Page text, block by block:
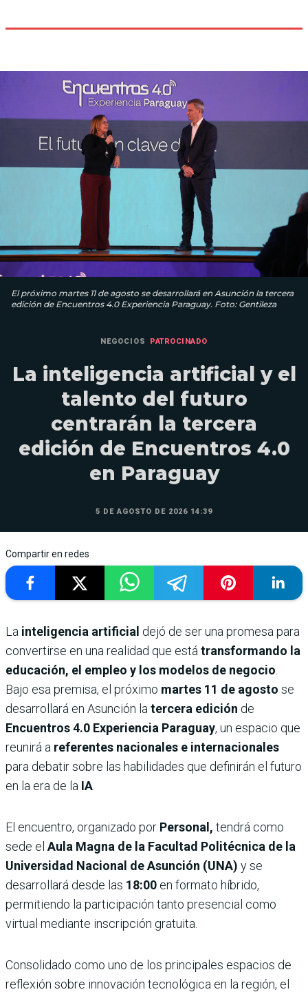
El próximo martes 11 de agosto se desarrollará en Asunción la tercera
edición de Encuentros 4.0 Experiencia Paraguay. Foto: Gentileza
NEGOCIOS PATROCINADO
La inteligencia artificial y el
talento del futuro
centrarán la tercera
edición de Encuentros 4.0
en Paraguay
5 DE AGOSTO DE 2026 14:39
Compartir en redes
La inteligencia artificial dejó de ser una promesa para
convertirse en una realidad que está transformando la
educación, el empleo y los modelos de negocio
Bajo esa premisa, el próximo martes 11 de agosto se
desarrollará en Asunción la tercera edición de
Encuentros 4.0 Experiencia Paraguay, un espacio que
reunirá a referentes nacionales e internacionales
para debatir sobre las habilidades que definirán el futuro
en la era de la IA
El encuentro, organizado por Personal, tendrá como
sede el Aula Magna de la Facultad Politécnica de la
Universidad Nacional de Asunción (UNA) y se
desarrollará desde las 18:00 en formato híbrido,
permitiendo la participación tanto presencial como
virtual mediante inscripción gratuita.
Consolidado como uno de los principales espacios de
reflexión sobre innovación tecnológica en la región, el